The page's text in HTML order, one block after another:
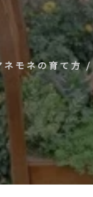
ネモネの育て方/